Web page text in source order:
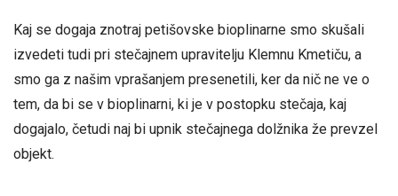
Kaj se dogaja znotraj petišovske bioplinarne smo skušali
izvedeti tudi pri stečajnem upravitelju Klemnu Kmetiču, a
smo ga z našim vprašanjem presenetili, ker da nič ne ve o
tem, da bi se v bioplinarni, ki je v postopku stečaja, kaj
dogajalo, četudi naj bi upnik stečajnega dolžnika že prevzel
objekt.